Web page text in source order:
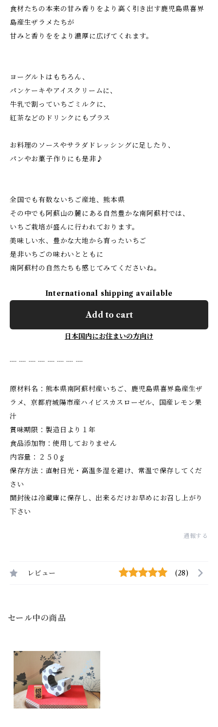
食材たちの本来の甘み香りをより高く引き出す鹿児島県喜界
島産生ザラメたちが
甘みと香りををより濃厚に広げてくれます。
ヨーグルトはもちろん、
パンケーキやアイスクリームに、
牛乳で割っていちごミルクに、
紅茶などのドリンクにもプラス
お料理のソースやサラダドレッシングに足したり、
パンやお菓子作りにも是非♪
全国でも有数ないちご産地、熊本県
その中でも阿蘇山の麓にある自然豊かな南阿蘇村では、
いちご栽培が盛んに行われております。
美味しい水、豊かな大地から育ったいちご
是非いちごの味わいとともに
南阿蘇村の自然たちも感じてみてくださいね。
International shipping available
Add to cart
日本国内にお住まいの方向け
┈ ┈ ┈ ┈ ┈ ┈ ┈ ┈
原材料名：熊本県南阿蘇村産いちご、鹿児島県喜界島産生ザ
ラメ、京都府城陽市産ハイビスカスローゼル、国産レモン果
汁
賞味期限：製造日より１年
食品添加物：使用しておりません
内容量：２５０g
保存方法：直射日光・高温多湿を避け、常温で保存してくだ
さい
開封後は冷蔵庫に保存し、出来るだけお早めにお召し上がり
下さい
通報する
レビュー (28)
セール中の商品